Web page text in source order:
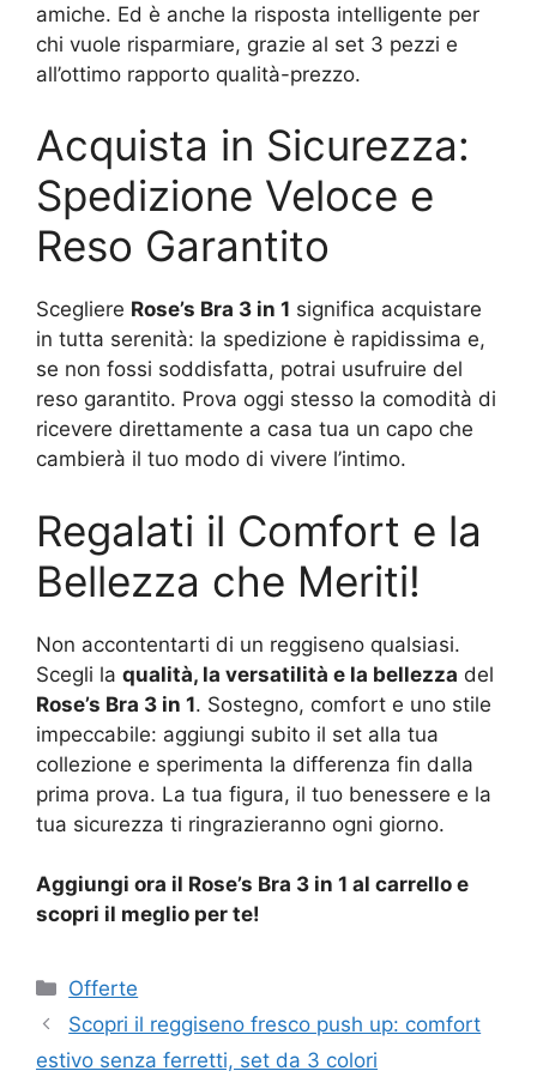
amiche. Ed è anche la risposta intelligente per
chi vuole risparmiare, grazie al set 3 pezzi e
all’ottimo rapporto qualità-prezzo.
Acquista in Sicurezza:
Spedizione Veloce e
Reso Garantito
Scegliere Rose’s Bra 3 in 1 significa acquistare
in tutta serenità: la spedizione è rapidissima e,
se non fossi soddisfatta, potrai usufruire del
reso garantito. Prova oggi stesso la comodità di
ricevere direttamente a casa tua un capo che
cambierà il tuo modo di vivere l’intimo.
Regalati il Comfort e la
Bellezza che Meriti!
Non accontentarti di un reggiseno qualsiasi.
Scegli la qualità, la versatilità e la bellezza del
Rose’s Bra 3 in 1. Sostegno, comfort e uno stile
impeccabile: aggiungi subito il set alla tua
collezione e sperimenta la differenza fin dalla
prima prova. La tua figura, il tuo benessere e la
tua sicurezza ti ringrazieranno ogni giorno.
Aggiungi ora il Rose’s Bra 3 in 1 al carrello e
scopri il meglio per te!
Categorie
Offerte
Scopri il reggiseno fresco push up: comfort
estivo senza ferretti, set da 3 colori